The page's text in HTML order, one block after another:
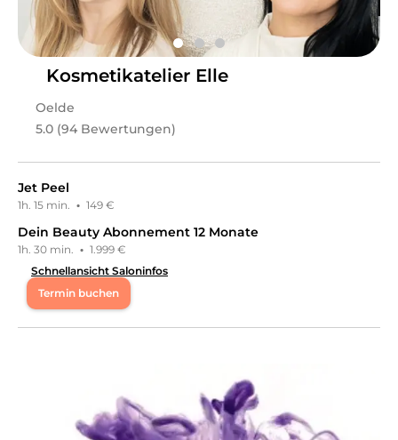
Kosmetikatelier Elle
Oelde
5.0 (94 Bewertungen)
Jet Peel
1h. 15 min. · 149 €
Dein Beauty Abonnement 12 Monate
1h. 30 min. · 1.999 €
Schnellansicht Saloninfos
Termin buchen
Mo 08:30 - 17:00
08:00 - 17:00